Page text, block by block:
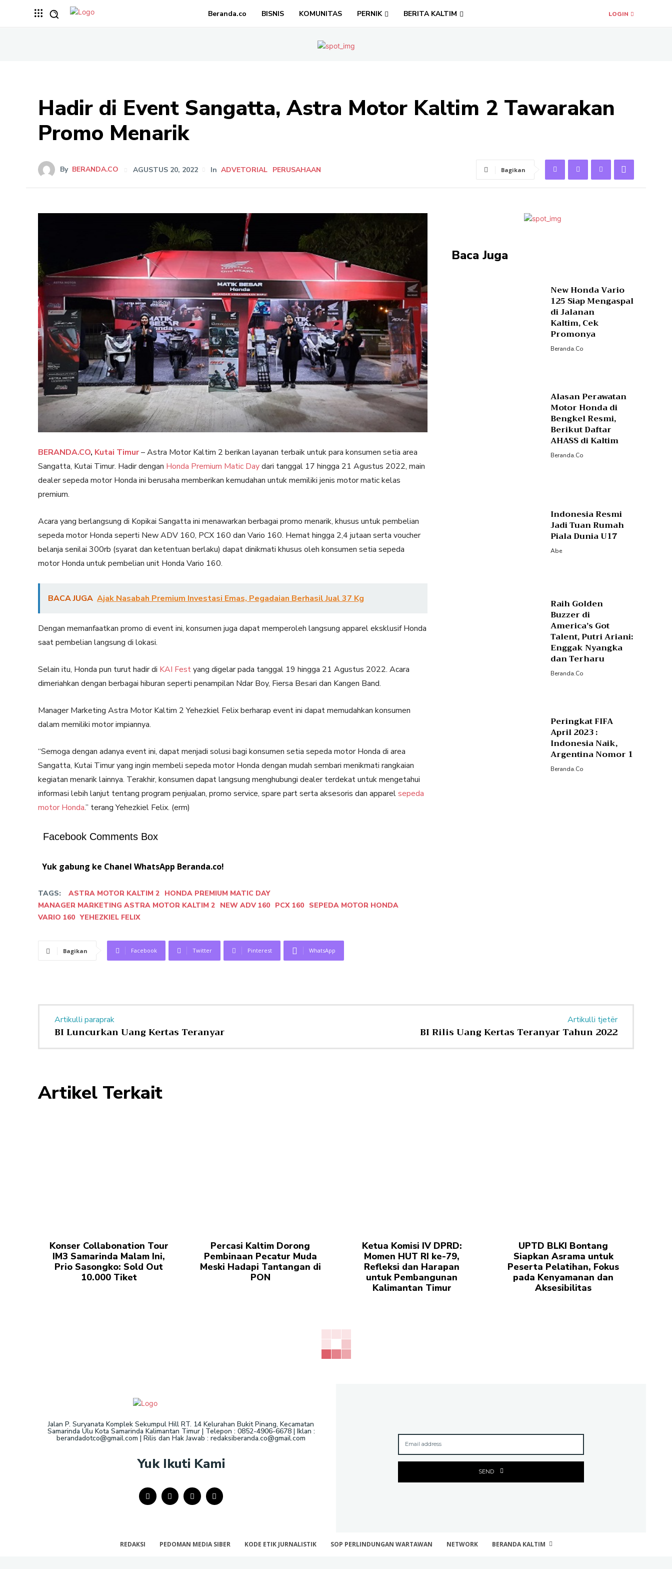
Beranda.co BISNIS KOMUNITAS PERNIK BERITA KALTIM LOGIN
Hadir di Event Sangatta, Astra Motor Kaltim 2 Tawarakan
Promo Menarik
By BERANDA.CO AGUSTUS 20, 2022 In ADVETORIAL PERUSAHAAN Bagikan
BERANDA.CO, Kutai Timur– Astra Motor Kaltim 2 berikan layanan terbaik untuk para konsumen setia area
Sangatta, Kutai Timur. Hadir dengan Honda Premium Matic Daydari tanggal 17 hingga 21 Agustus 2022, main
dealer sepeda motor Honda ini berusaha memberikan kemudahan untuk memiliki jenis motor matic kelas
premium.
Acara yang berlangsung di Kopikai Sangatta ini menawarkan berbagai promo menarik, khusus untuk pembelian
sepeda motor Honda seperti New ADV 160, PCX 160 dan Vario 160. Hemat hingga 2,4 jutaan serta voucher
belanja senilai 300rb (syarat dan ketentuan berlaku) dapat dinikmati khusus oleh konsumen setia sepeda
motor Honda untuk pembelian unit Honda Vario 160.
BACA JUGA Ajak Nasabah Premium Investasi Emas, Pegadaian Berhasil Jual 37 Kg
Dengan memanfaatkan promo di event ini, konsumen juga dapat memperoleh langsung apparel eksklusif Honda
saat pembelian langsung di lokasi.
Selain itu, Honda pun turut hadir di KAI Festyang digelar pada tanggal 19 hingga 21 Agustus 2022. Acara
dimeriahkan dengan berbagai hiburan seperti penampilan Ndar Boy, Fiersa Besari dan Kangen Band.
Manager Marketing Astra Motor Kaltim 2 Yehezkiel Felix berharap event ini dapat memudahkan konsumen
dalam memiliki motor impiannya.
“Semoga dengan adanya event ini, dapat menjadi solusi bagi konsumen setia sepeda motor Honda di area
Sangatta, Kutai Timur yang ingin membeli sepeda motor Honda dengan mudah sembari menikmati rangkaian
kegiatan menarik lainnya. Terakhir, konsumen dapat langsung menghubungi dealer terdekat untuk mengetahui
informasi lebih lanjut tentang program penjualan, promo service, spare part serta aksesoris dan apparelsepeda
motor Honda.” terang Yehezkiel Felix. (erm)
Facebook Comments Box
Yuk gabung ke Chanel WhatsApp Beranda.co!
TAGS: ASTRA MOTOR KALTIM 2 HONDA PREMIUM MATIC DAY
MANAGER MARKETING ASTRA MOTOR KALTIM 2 NEW ADV 160 PCX 160 SEPEDA MOTOR HONDA
VARIO 160 YEHEZKIEL FELIX
Bagikan Facebook Twitter Pinterest WhatsApp
Baca Juga
New Honda Vario
125 Siap Mengaspal
di Jalanan
Kaltim, Cek
Promonya
Beranda.co
Alasan Perawatan
Motor Honda di
Bengkel Resmi,
Berikut Daftar
AHASS di Kaltim
Beranda.co
Indonesia Resmi
Jadi Tuan Rumah
Piala Dunia U17
Abe
Raih Golden
Buzzer di
America’s Got
Talent, Putri Ariani:
Enggak Nyangka
dan Terharu
Beranda.co
Peringkat FIFA
April 2023 :
Indonesia Naik,
Argentina Nomor 1
Beranda.co
Artikulli paraprak
BI Luncurkan Uang Kertas Teranyar
Artikulli tjetër
BI Rilis Uang Kertas Teranyar Tahun 2022
Artikel Terkait
Konser Collabonation Tour
IM3 Samarinda Malam Ini,
Prio Sasongko: Sold Out
10.000 Tiket
Percasi Kaltim Dorong
Pembinaan Pecatur Muda
Meski Hadapi Tantangan di
PON
Ketua Komisi IV DPRD:
Momen HUT RI ke-79,
Refleksi dan Harapan
untuk Pembangunan
Kalimantan Timur
UPTD BLKI Bontang
Siapkan Asrama untuk
Peserta Pelatihan, Fokus
pada Kenyamanan dan
Aksesibilitas
Jalan P. Suryanata Komplek Sekumpul Hill RT. 14 Kelurahan Bukit Pinang, Kecamatan
Samarinda Ulu Kota Samarinda Kalimantan Timur | Telepon : 0852-4906-6678 | Iklan :
berandadotco@gmail.com | Rilis dan Hak Jawab : redaksiberanda.co@gmail.com
Yuk Ikuti Kami SEND
REDAKSI PEDOMAN MEDIA SIBER KODE ETIK JURNALISTIK SOP PERLINDUNGAN WARTAWAN NETWORK BERANDA KALTIM